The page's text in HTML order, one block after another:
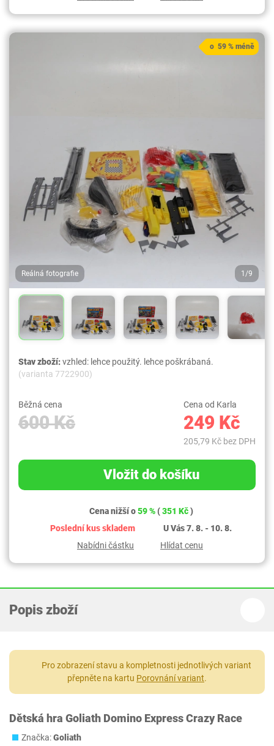
Reálná fotografie 1/9
o 59 % méně
Stav zboží:vzhled: lehce použitý. lehce poškrábaná.
(varianta 7722900)
Běžná cena
600 Kč
Cena od Karla
249 Kč
205,79 Kč bez DPH
Vložit do košíku
Cena nižší o59 %(351 Kč)
Poslední kus skladem
U Vás 7. 8. - 10. 8.
Nabídni částku
Hlídat cenu
Popis zboží
Pro zobrazení stavu a kompletnosti jednotlivých variant
přepněte na kartu Porovnání variant.
Dětská hra Goliath Domino Express Crazy Race
Značka:Goliath